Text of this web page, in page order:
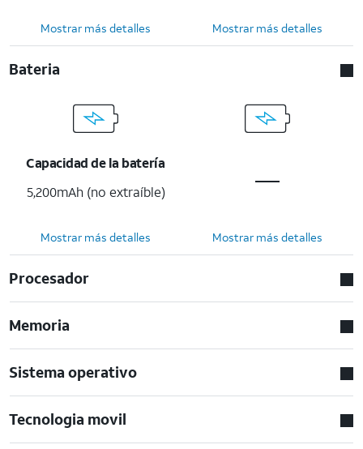
Mostrar más detalles Mostrar más detalles
Bateria
Capacidad de la batería
5,200mAh (no extraíble)
Mostrar más detalles Mostrar más detalles
Procesador
Memoria
Sistema operativo
Tecnologia movil